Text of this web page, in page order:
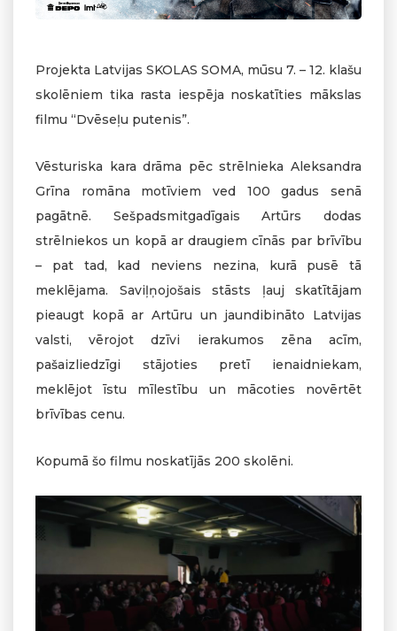
Projekta Latvijas SKOLAS SOMA, mūsu 7. – 12. klašu
skolēniem tika rasta iespēja noskatīties mākslas
filmu “Dvēseļu putenis”.
Vēsturiska kara drāma pēc strēlnieka Aleksandra
Grīna romāna motīviem ved 100 gadus senā
pagātnē. Sešpadsmitgadīgais Artūrs dodas
strēlniekos un kopā ar draugiem cīnās par brīvību
– pat tad, kad neviens nezina, kurā pusē tā
meklējama. Saviļņojošais stāsts ļauj skatītājam
pieaugt kopā ar Artūru un jaundibināto Latvijas
valsti, vērojot dzīvi ierakumos zēna acīm,
pašaizliedzīgi stājoties pretī ienaidniekam,
meklējot īstu mīlestību un mācoties novērtēt
brīvības cenu.
Kopumā šo filmu noskatījās 200 skolēni.